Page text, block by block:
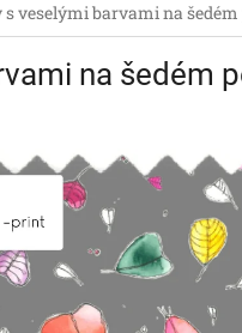
veselými barvami na šedém
na šedém